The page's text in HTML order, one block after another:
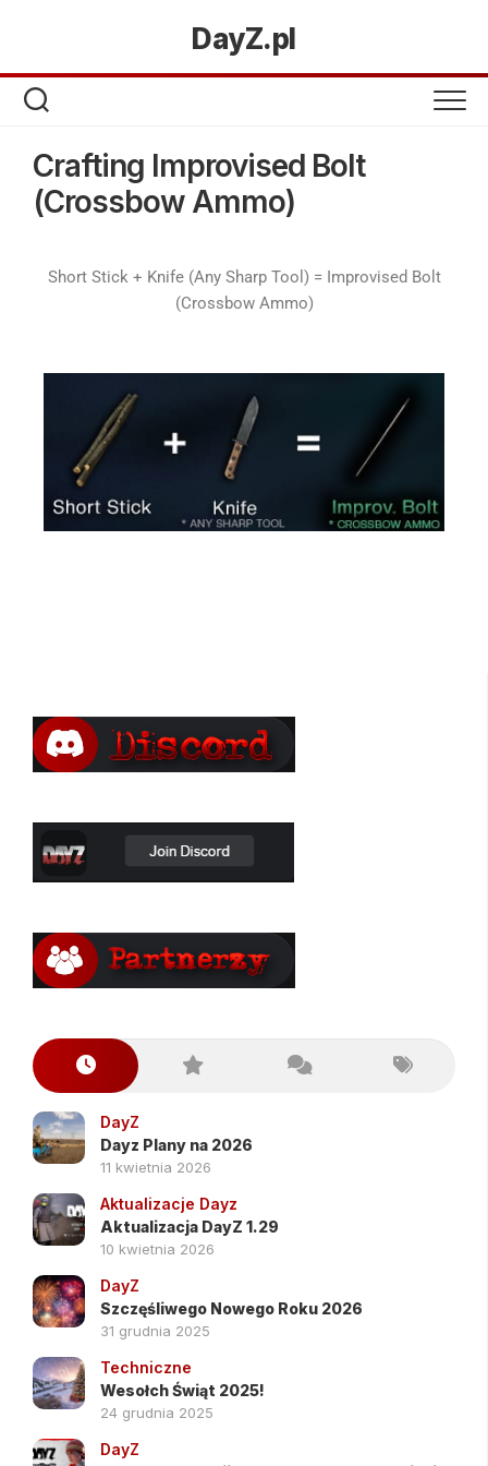
DayZ.pl
Crafting Improvised Bolt
(Crossbow Ammo)
Short Stick + Knife (Any Sharp Tool) = Improvised Bolt
(Crossbow Ammo)
DayZ
Dayz Plany na 2026
11 kwietnia 2026
Aktualizacje Dayz
Aktualizacja DayZ 1.29
10 kwietnia 2026
DayZ
Szczęśliwego Nowego Roku 2026
31 grudnia 2025
Techniczne
Wesołch Świąt 2025!
24 grudnia 2025
DayZ